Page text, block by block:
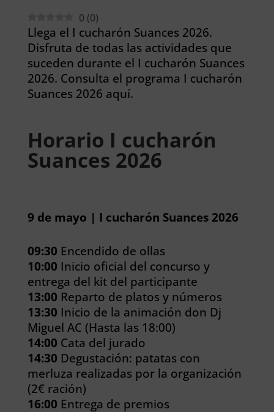
0 (0)
Llega el I cucharón Suances 2026.
Disfruta de todas las actividades que
suceden durante el I cucharón Suances
2026. Consulta el programa I cucharón
Suances 2026 aquí.
Horario I cucharón
Suances 2026
9 de mayo | I cucharón Suances 2026
09:30 Encendido de ollas
10:00 Inicio oficial del concurso y
entrega del kit del participante
13:00 Reparto de platos y números
13:30 Inicio de la animación don Dj
Miguel AC (Hasta las 18:00)
14:00 Cata del jurado
14:30 Degustación: patatas con
merluza realizadas por la organización
(2€ ración)
16:00 Entrega de premios